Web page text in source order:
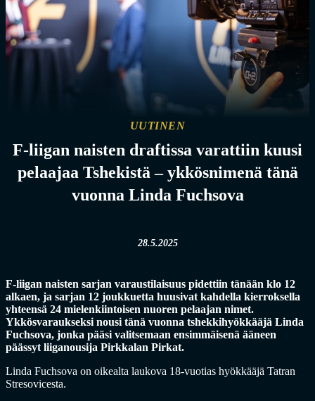
UUTINEN
F-liigan naisten draftissa varattiin kuusi
pelaajaa Tshekistä – ykkösnimenä tänä
vuonna Linda Fuchsova
28.5.2025
F-liigan naisten sarjan varaustilaisuus pidettiin tänään klo 12
alkaen, ja sarjan 12 joukkuetta huusivat kahdella kierroksella
yhteensä 24 mielenkiintoisen nuoren pelaajan nimet.
Ykkösvaraukseksi nousi tänä vuonna tshekkihyökkääjä Linda
Fuchsova, jonka pääsi valitsemaan ensimmäisenä ääneen
päässyt liiganousija Pirkkalan Pirkat.
Linda Fuchsova on oikealta laukova 18-vuotias hyökkääjä Tatran
Stresovicesta.